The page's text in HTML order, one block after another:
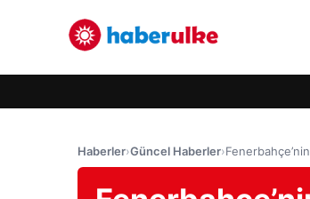
Haberler›Güncel Haberler›